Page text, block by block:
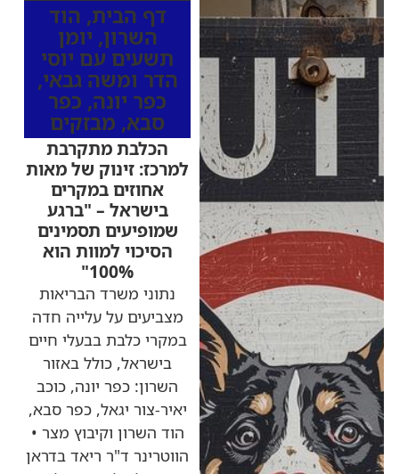
דף הבית, הוד
השרון, יומן
תשעים עם יוסי
הדר ומשה גבאי,
כפר יונה, כפר
סבא, מבזקים
הכלבת מתקרבת
למרכז: זינוק של מאות
אחוזים במקרים
בישראל – "ברגע
שמופיעים תסמינים
הסיכוי למוות הוא
100%"
נתוני משרד הבריאות
מצביעים על עלייה חדה
במקרי כלבת בבעלי חיים
בישראל, כולל באזור
השרון: כפר יונה, כוכב
יאיר-צור יגאל, כפר סבא,
הוד השרון וקיבוץ מצר •
הווטרינר ד"ר ריאד בדראן